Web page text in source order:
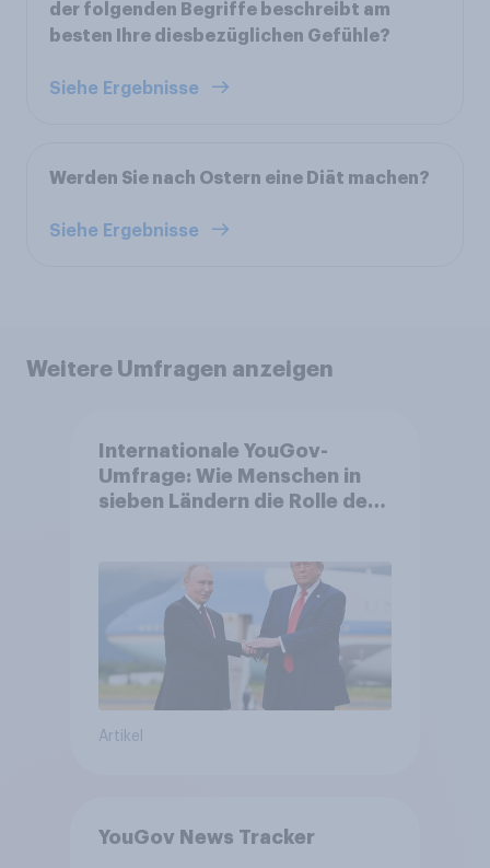
der folgenden Begriffe beschreibt am
besten Ihre diesbezüglichen Gefühle?
Siehe Ergebnisse
Werden Sie nach Ostern eine Diät machen?
Siehe Ergebnisse
Weitere Umfragen anzeigen
Internationale YouGov-
Umfrage: Wie Menschen in
sieben Ländern die Rolle der
Bedrohungen und Bündnisse
bewerten
Artikel
YouGov News Tracker